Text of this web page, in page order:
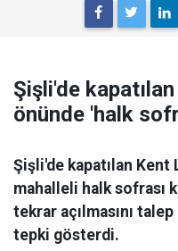
Şişli'de
önünde 'halk
Şişli'de kapatılan Kent
mahalleli halk sofrası
tekrar açılmasını
tepki gösterdi.